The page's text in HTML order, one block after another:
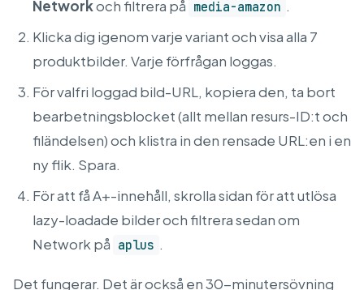
Networkoch filtrera på media-amazon .
Klicka dig igenom varje variant och visa alla 7
produktbilder. Varje förfrågan loggas.
För valfri loggad bild-URL, kopiera den, ta bort
bearbetningsblocket (allt mellan resurs-ID:t och
filändelsen) och klistra in den rensade URL:en i en
ny flik. Spara.
För att få A+-innehåll, skrolla sidan för att utlösa
lazy-loadade bilder och filtrera sedan om
Network på aplus .
Det fungerar. Det är också en 30-minutersövning